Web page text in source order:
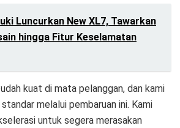
Luncurkan New XL7, Tawarkan
hingga Fitur Keselamatan
kuat di mata pelanggan, dan kami
melalui pembaruan ini. Kami
untuk segera merasakan